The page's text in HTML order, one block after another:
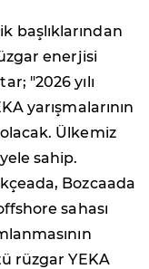
başlıklarından
enerjisi
"2026 yılı
yarışmalarının
Ülkemiz
sahip.
Bozcaada
sahası
rüzgar YEKA